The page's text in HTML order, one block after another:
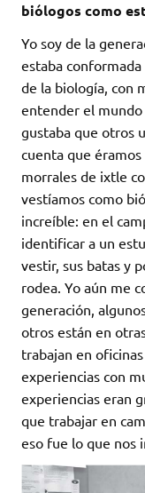
biólogos como
Yo soy de la
estaba
de la biología, con
entender el mundo
gustaba que otros
cuenta que
morrales de ixtle
vestíamos como
increíble: en el
identificar a un
vestir, sus batas y
rodea. Yo aún me
generación,
otros están en
trabajan en
experiencias con
experiencias eran
que trabajar en
eso fue lo que nos